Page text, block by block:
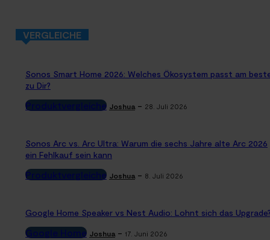
VERGLEICHE
Sonos Smart Home 2026: Welches Ökosystem passt am
zu Dir?
Produktvergleiche Joshua - 28. Juli 2026
Sonos Arc vs. Arc Ultra: Warum die sechs Jahre alte Arc 2026
ein Fehlkauf sein kann
Produktvergleiche Joshua - 8. Juli 2026
Google Home Speaker vs Nest Audio: Lohnt sich das
Google Home Joshua - 17. Juni 2026